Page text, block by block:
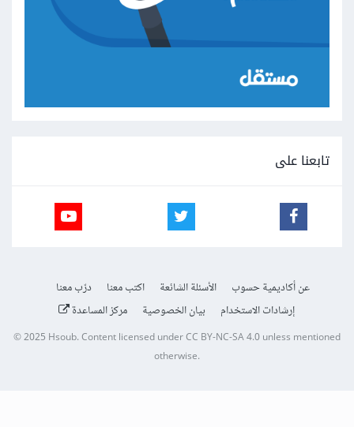
تابعنا على
عن أكاديمية حسوب الأسئلة الشائعة اكتب معنا
درّب معنا
إرشادات الاستخدام
بيان الخصوصية مركز المساعدة
© 2025 Hsoub.Content licensed underCC BY-NC-SA 4.0unless mentioned
otherwise.